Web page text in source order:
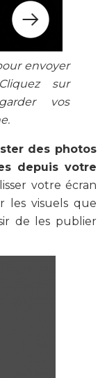
envoyer
sur
vos
des photos
depuis votre
votre écran
les visuels que
de les publier